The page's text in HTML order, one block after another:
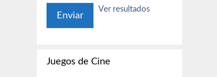
Ver resultados
Juegos de Cine